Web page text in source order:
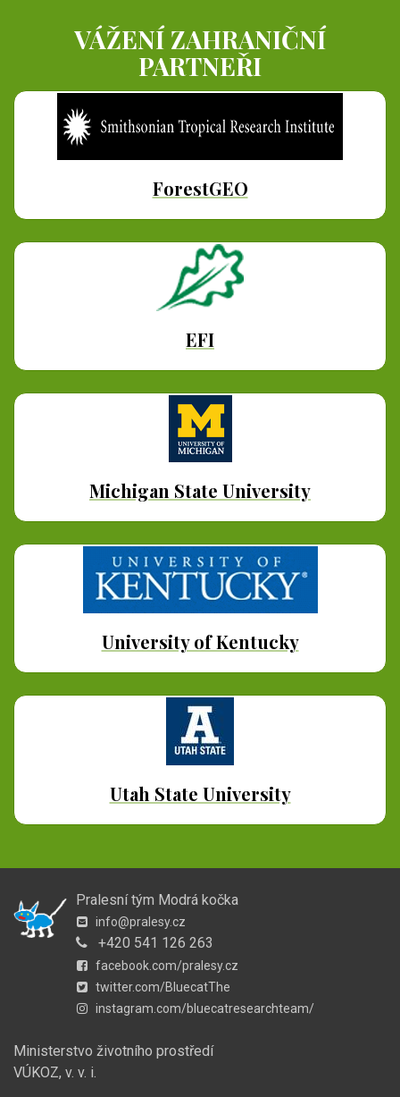
VÁŽENÍ ZAHRANIČNÍ
PARTNEŘI
ForestGEO
EFI
Michigan State University
University of Kentucky
Utah State University
Pralesní tým Modrá kočka
info@pralesy.cz
+420 541 126 263
facebook.com/pralesy.cz
twitter.com/BluecatThe
instagram.com/bluecatresearchteam/
Ministerstvo životního prostředí
VÚKOZ, v. v. i.